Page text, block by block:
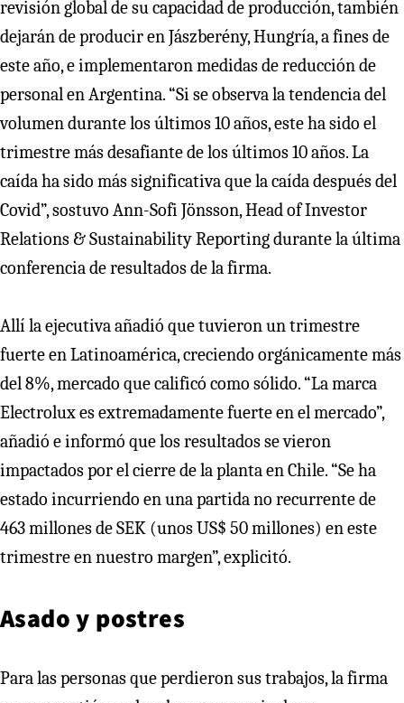
revisión global de su capacidad de producción, también
dejarán de producir en Jászberény, Hungría, a fines de
este año, e implementaron medidas de reducción de
personal en Argentina. “Si se observa la tendencia del
volumen durante los últimos 10 años, este ha sido el
trimestre más desafiante de los últimos 10 años. La
caída ha sido más significativa que la caída después del
Covid”, sostuvo Ann-Sofi Jönsson, Head of Investor
Relations & Sustainability Reporting durante la última
conferencia de resultados de la firma.
Allí la ejecutiva añadió que tuvieron un trimestre
fuerte en Latinoamérica, creciendo orgánicamente más
del 8%, mercado que calificó como sólido. “La marca
Electrolux es extremadamente fuerte en el mercado”,
añadió e informó que los resultados se vieron
impactados por el cierre de la planta en Chile. “Se ha
estado incurriendo en una partida no recurrente de
463 millones de SEK (unos US$ 50 millones) en este
trimestre en nuestro margen”, explicitó.
Asado y postres
Para las personas que perdieron sus trabajos, la firma